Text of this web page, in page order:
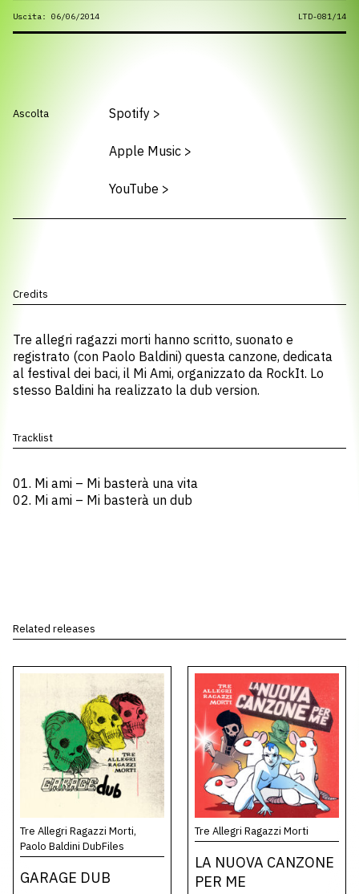
Uscita: 06/06/2014 LTD-081/14
Ascolta Spotify >
Apple Music >
YouTube >
Credits
Tre allegri ragazzi morti hanno scritto, suonato e
registrato (con Paolo Baldini) questa canzone, dedicata
al festival dei baci, il Mi Ami, organizzato da RockIt. Lo
stesso Baldini ha realizzato la dub version.
Tracklist
01. Mi ami – Mi basterà una vita
02. Mi ami – Mi basterà un dub
Related releases
Tre Allegri Ragazzi Morti,
Paolo Baldini DubFiles
GARAGE DUB
Tre Allegri Ragazzi Morti
LA NUOVA CANZONE
PER ME